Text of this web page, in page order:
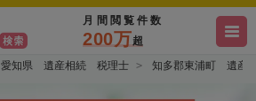
月間閲覧件数
200万超
愛知県 遺産相続 税理士 知多郡東浦町 遺産